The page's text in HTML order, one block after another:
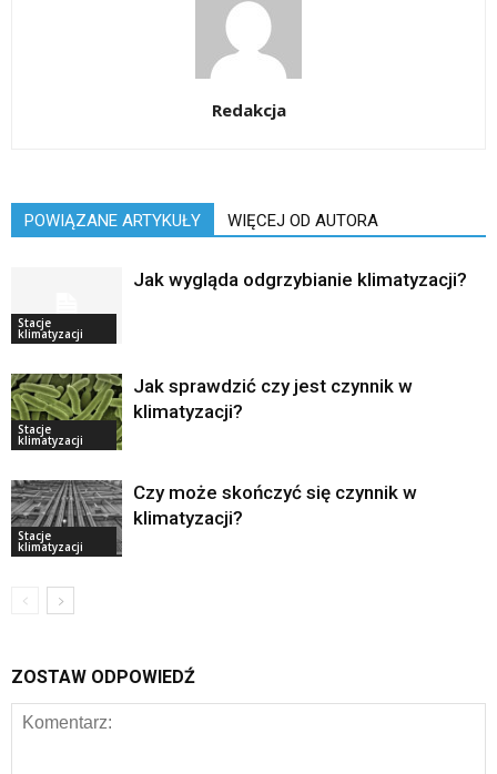
Redakcja
POWIĄZANE ARTYKUŁY WIĘCEJ OD AUTORA
Stacje
klimatyzacji
Jak wygląda odgrzybianie klimatyzacji?
Stacje
klimatyzacji
Jak sprawdzić czy jest czynnik w
klimatyzacji?
Stacje
klimatyzacji
Czy może skończyć się czynnik w
klimatyzacji?
ZOSTAW ODPOWIEDŹ